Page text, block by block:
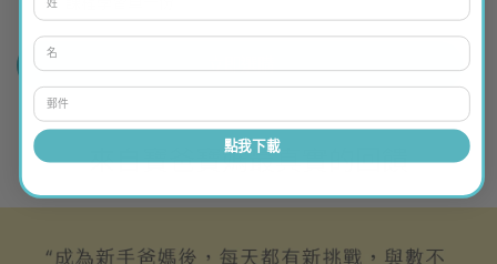
來自寶爸寶媽最真實的回饋
點我下載